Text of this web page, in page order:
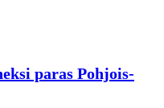
paras Pohjois-